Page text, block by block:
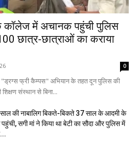
में अचानक पहुंची पुलिस
छात्र-छात्राओं का कराया
0
"ड्रग्स फ्री कैम्पस" अभियान के तहत दून पुलिस की
संस्थान से बिना...
की नाबालिग बिकते-बिकते 37 साल के आदमी के
पहुंची, सगी मां ने किया था बेटी का सौदा और पुलिस में